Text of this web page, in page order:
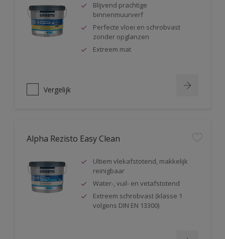
Blijvend prachtige
binnenmuurverf
Perfecte vloei en schrobvast
zonder opglanzen
Extreem mat
Vergelijk
Alpha Rezisto Easy Clean
Ultiem vlekafstotend, makkelijk
reinigbaar
Water-, vuil- en vetafstotend
Extreem schrobvast (klasse 1
volgens DIN EN 13300)